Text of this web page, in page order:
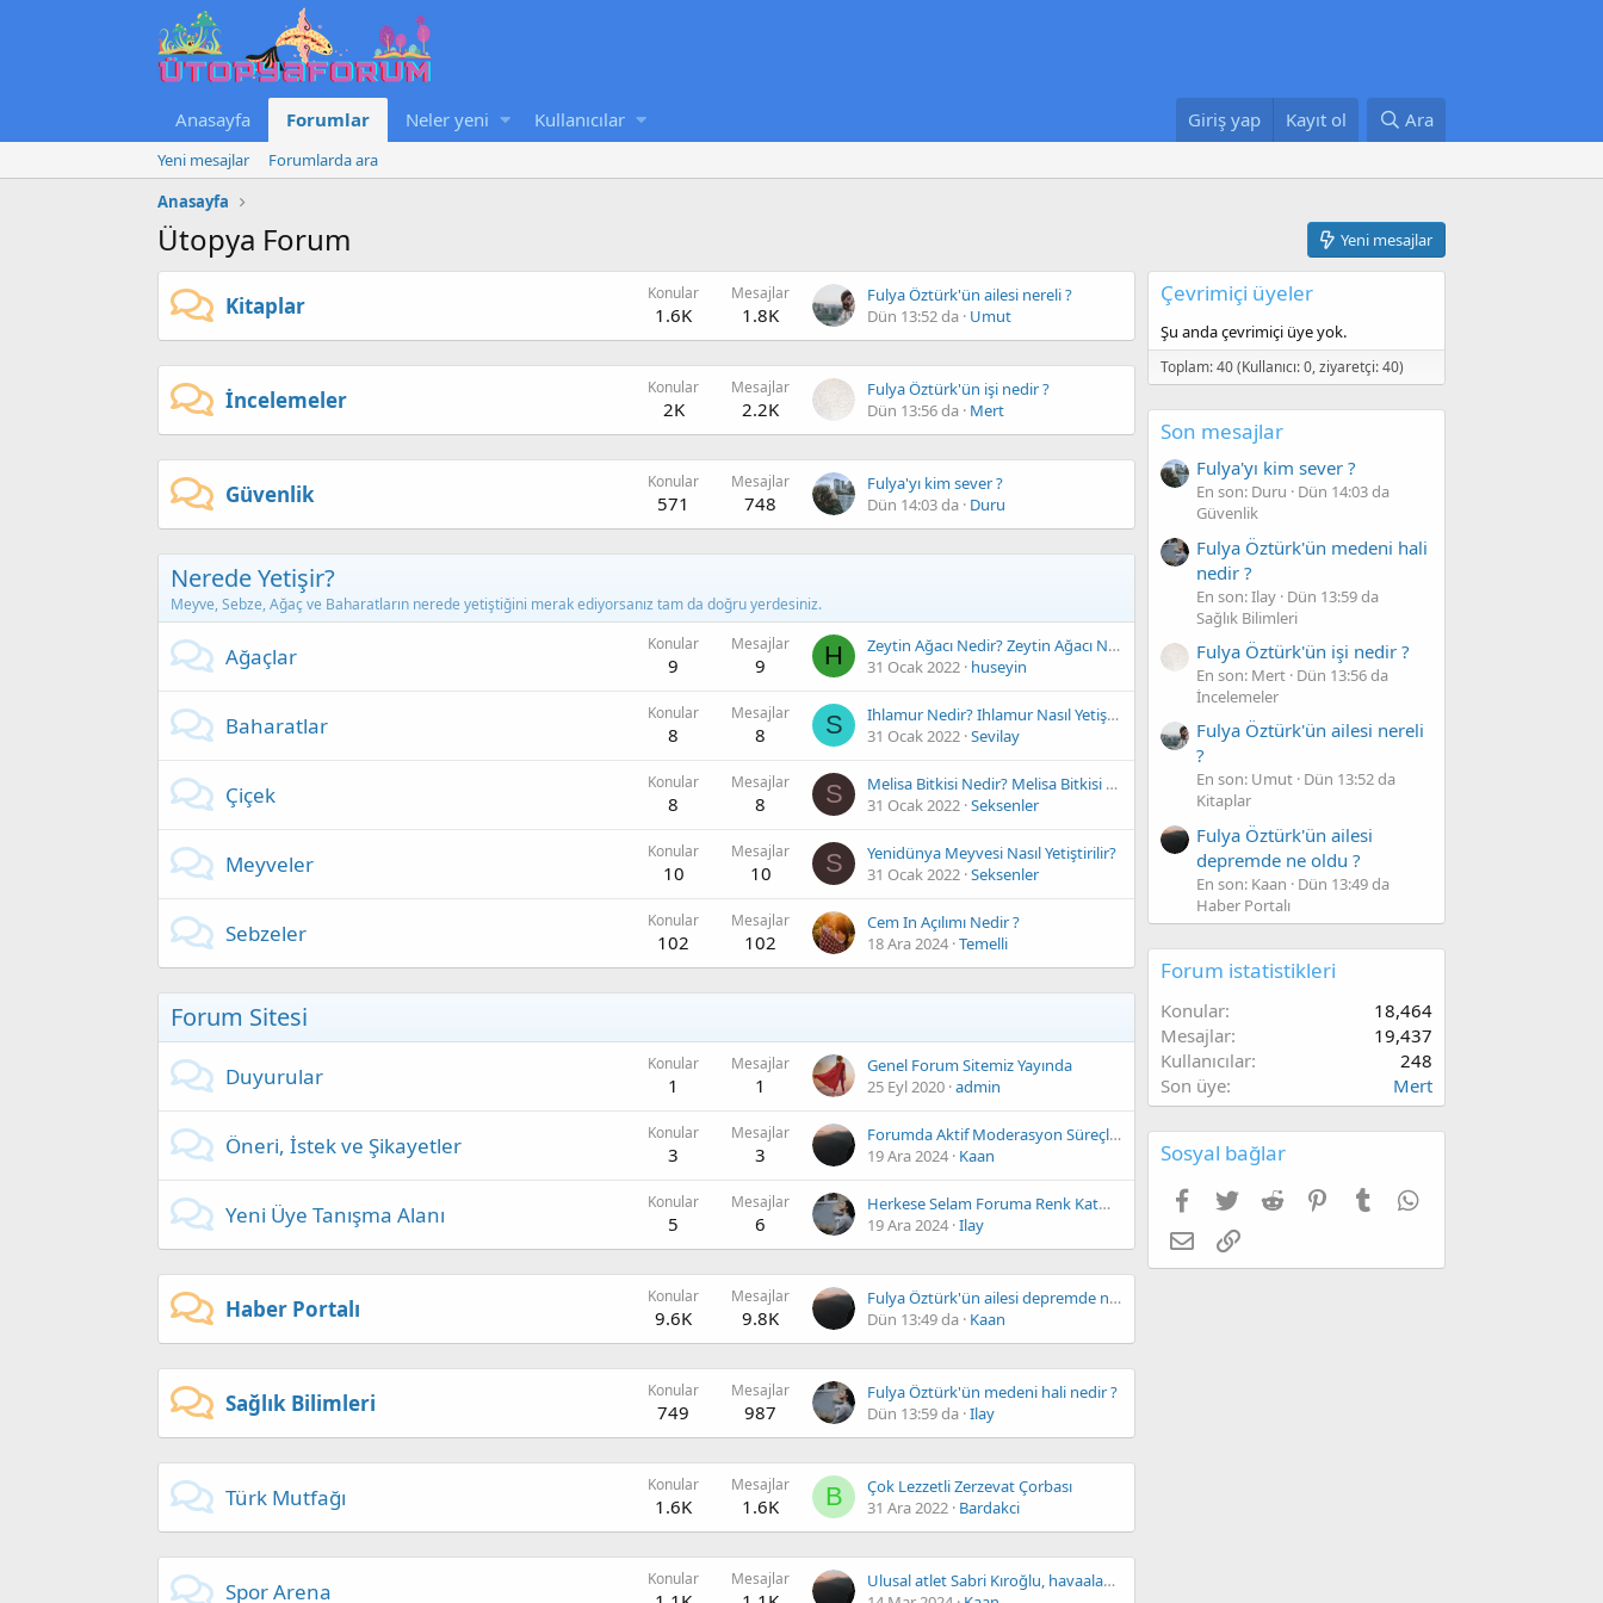
Anasayfa Forumlar Neler yeni Kullanıcılar Giriş yap Kayıt ol Ara
Yeni mesajlar
Forumlarda ara
Anasayfa
Ütopya Forum Yeni mesajlar
Kitaplar Konular
1.6K
Mesajlar
1.8K
Fulya Öztürk'ün ailesi nereli ?
Dün 13:52 da Umut
İncelemeler Konular
2K
Mesajlar
2.2K
Fulya Öztürk'ün işi nedir ?
Dün 13:56 da Mert
Güvenlik Konular
571
Mesajlar
748
Fulya'yı kim sever ?
Dün 14:03 da Duru
Nerede Yetişir?
Meyve, Sebze, Ağaç ve Baharatların nerede yetiştiğini merak ediyorsanız tam da doğru yerdesiniz.
Ağaçlar Konular
9
Mesajlar
9 H
Zeytin Ağacı Nedir? Zeytin Ağacı Nasıl Yetiştirilir?
31 Ocak 2022 huseyin
Baharatlar Konular
8
Mesajlar
8 S
Ihlamur Nedir? Ihlamur Nasıl Yetiştirilir?
31 Ocak 2022 Sevilay
Çiçek Konular
8
Mesajlar
8 S
Melisa Bitkisi Nedir? Melisa Bitkisi Yetiştirmek
31 Ocak 2022 Seksenler
Meyveler Konular
10
Mesajlar
10 S
Yenidünya Meyvesi Nasıl Yetiştirilir?
31 Ocak 2022 Seksenler
Sebzeler Konular
102
Mesajlar
102
Cem In Açılımı Nedir ?
18 Ara 2024 Temelli
Forum Sitesi
Duyurular Konular
1
Mesajlar
1
Genel Forum Sitemiz Yayında
25 Eyl 2020 admin
Öneri, İstek ve Şikayetler Konular
3
Mesajlar
3
Forumda Aktif Moderasyon Süreçlerinin Gözden Geçirilmesi
19 Ara 2024 Kaan
Yeni Üye Tanışma Alanı Konular
5
Mesajlar
6
Herkese Selam Foruma Renk Katmak Için Buradayım
19 Ara 2024 Ilay
Haber Portalı Konular
9.6K
Mesajlar
9.8K
Fulya Öztürk'ün ailesi depremde ne oldu ?
Dün 13:49 da Kaan
Sağlık Bilimleri Konular
749
Mesajlar
987
Fulya Öztürk'ün medeni hali nedir ?
Dün 13:59 da Ilay
Türk Mutfağı Konular
1.6K
Mesajlar
1.6K B
Çok Lezzetli Zerzevat Çorbası
31 Ara 2022 Bardakci
Spor Arena Konular Mesajlar
Ulusal atlet Sabri Kıroğlu, havaalanında karşılandı
Çevrimiçi üyeler
Şu anda çevrimiçi üye yok.
Toplam: 40 (Kullanıcı: 0, ziyaretçi: 40)
Son mesajlar
Fulya'yı kim sever ?
En son: Duru
Dün 14:03 da
Güvenlik
Fulya Öztürk'ün medeni hali
nedir ?
En son: Ilay Dün 13:59 da
Sağlık Bilimleri
Fulya Öztürk'ün işi nedir ?
En son: Mert Dün 13:56 da
İncelemeler
Fulya Öztürk'ün ailesi nereli
?
En son: Umut Dün 13:52 da
Kitaplar
Fulya Öztürk'ün ailesi
depremde ne oldu ?
En son: Kaan
Dün 13:49 da
Haber Portalı
Forum istatistikleri
Konular
18,464
Mesajlar
19,437
Kullanıcılar
248
Son üye
Mert
Sosyal bağlar
Facebook
TwitterReddit PinterestTumblrWhatsApp
E-postaLink